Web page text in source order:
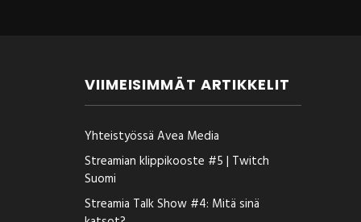
VIIMEISIMMÄT ARTIKKELIT
Yhteistyössä Avea Media
Streamian klippikooste #5 | Twitch
Suomi
Streamia Talk Show #4: Mitä sinä